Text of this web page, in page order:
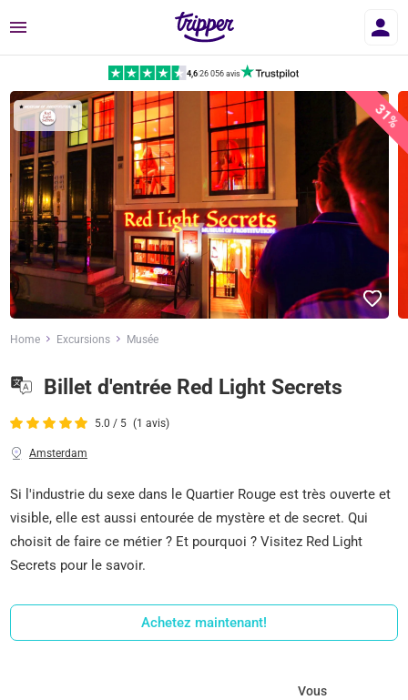
Menu
4,6|26 056 avis
31%
Home Excursions Musée
Billet d'entrée Red Light Secrets
5.0 / 5 (1 avis)
Amsterdam
Si l'industrie du sexe dans le Quartier Rouge est très ouverte et
visible, elle est aussi entourée de mystère et de secret. Qui
choisit de faire ce métier ? Et pourquoi ? Visitez Red Light
Secrets pour le savoir.
Achetez maintenant!
Vous